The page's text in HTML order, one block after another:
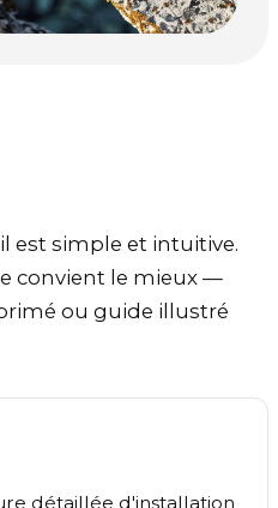
est simple et intuitive.
convient le mieux —
ou guide illustré
détaillée d'installation